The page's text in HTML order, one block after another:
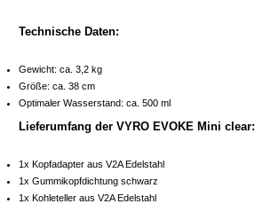
Technische Daten:
Gewicht: ca. 3,2 kg
Größe: ca. 38 cm
Optimaler Wasserstand: ca. 500 ml
Lieferumfang der VYRO EVOKE Mini clear:
1x Kopfadapter aus V2A Edelstahl
1x Gummikopfdichtung schwarz
1x Kohleteller aus V2A Edelstahl